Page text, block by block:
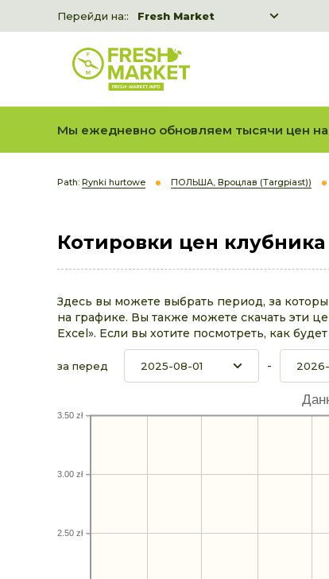
Перейди на::
Fresh Market
Fresh Market event B2B
Мы ежедневно обновляем тысячи цен
Path: Rynki hurtowe ПОЛЬША, Вроцлав (Targpiast))
Котировки цен клубника
Здесь вы можете выбрать период, за
на графике. Вы также можете скачать эти
Excel». Если вы хотите посмотреть, как
за перед -
2.50 zł
3.00 zł
3.50 zł